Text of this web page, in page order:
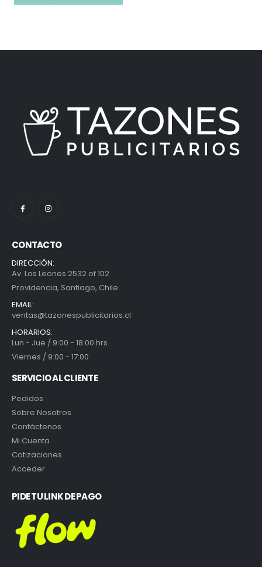
CONTACTO
DIRECCIÓN:
Av. Los Leones 2532 of 102
Providencia, Santiago, Chile
EMAIL:
ventas@tazonespublicitarios.cl
HORARIOS:
Lun - Jue / 9:00 - 18:00 hrs.
Viernes / 9:00 - 17:00
SERVICIO AL CLIENTE
Pedidos
Sobre Nosotros
Contáctenos
Mi Cuenta
Cotizaciones
Acceder
PIDE TU LINK DE PAGO